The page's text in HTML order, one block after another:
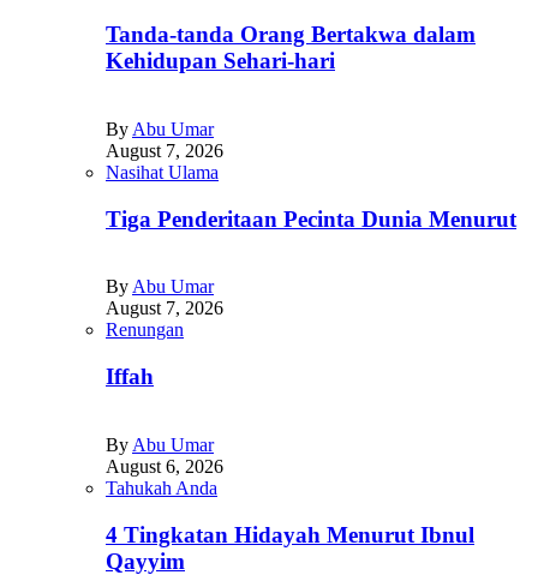
Tanda-tanda Orang Bertakwa dalam
Kehidupan Sehari-hari
By Abu Umar
August 7, 2026
Nasihat Ulama
Tiga Penderitaan Pecinta Dunia Menurut
By Abu Umar
August 7, 2026
Renungan
Iffah
By Abu Umar
August 6, 2026
Tahukah Anda
4 Tingkatan Hidayah Menurut Ibnul
Qayyim